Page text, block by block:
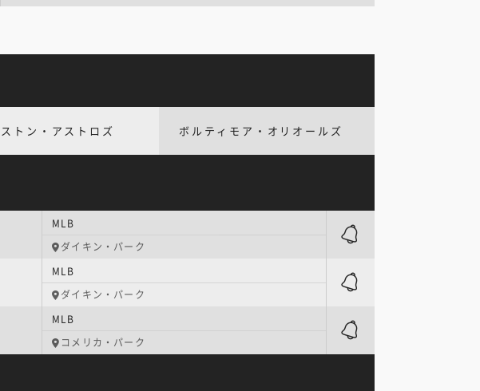
トン・アストロズ ボルティモア・オリオールズ
MLB
ダイキン・パーク
MLB
ダイキン・パーク
MLB
コメリカ・パーク